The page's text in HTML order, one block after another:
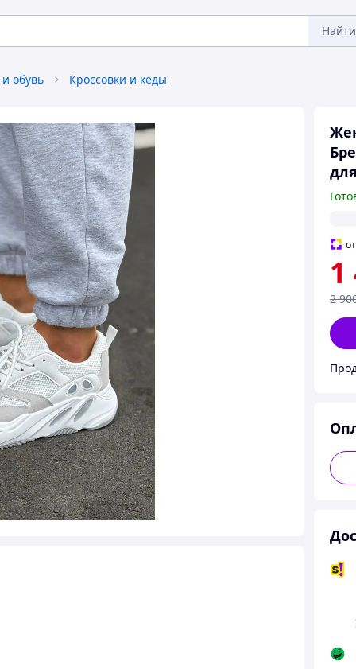
Найти
обувь Кроссовки и кеды
1
2